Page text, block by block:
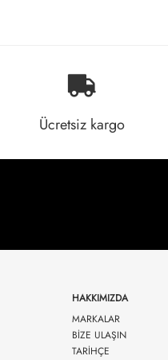
Ücretsiz kargo
HAKKIMIZDA
MARKALAR
BİZE ULAŞIN
TARİHÇE